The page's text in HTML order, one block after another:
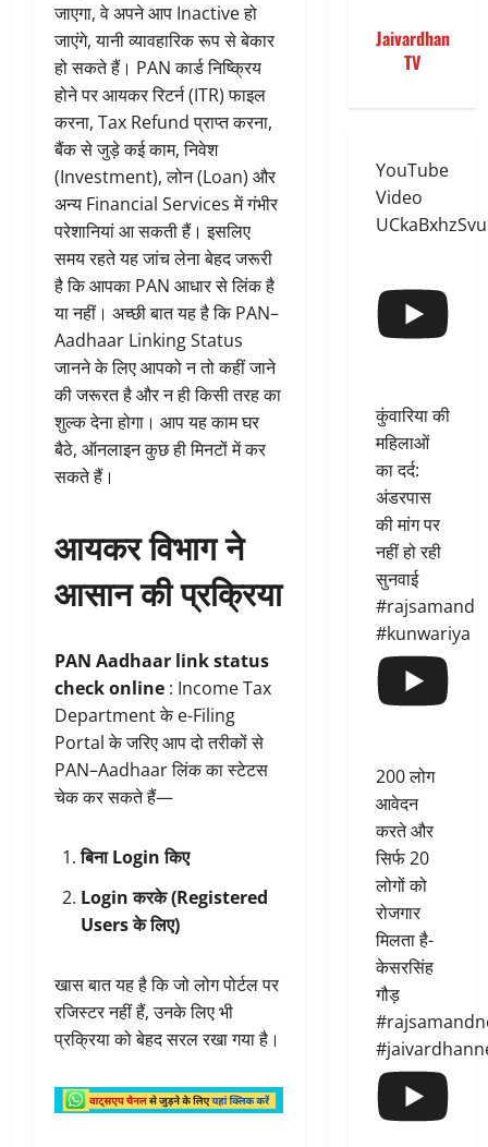
जाएगा, वे अपने आप Inactive हो
जाएंगे, यानी व्यावहारिक रूप से बेकार
हो सकते हैं। PAN कार्ड निष्क्रिय
होने पर आयकर रिटर्न (ITR) फाइल
करना, Tax Refund प्राप्त करना,
बैंक से जुड़े कई काम, निवेश
(Investment), लोन (Loan) और
अन्य Financial Services में गंभीर
परेशानियां आ सकती हैं। इसलिए
समय रहते यह जांच लेना बेहद जरूरी
है कि आपका PAN आधार से लिंक है
या नहीं। अच्छी बात यह है कि PAN–
Aadhaar Linking Status
जानने के लिए आपको न तो कहीं जाने
की जरूरत है और न ही किसी तरह का
शुल्क देना होगा। आप यह काम घर
बैठे, ऑनलाइन कुछ ही मिनटों में कर
सकते हैं।
आयकर विभाग ने
आसान की प्रक्रिया
PAN Aadhaar link status
check online : Income Tax
Department के e-Filing
Portal के जरिए आप दो तरीकों से
PAN–Aadhaar लिंक का स्टेटस
चेक कर सकते हैं—
बिना Login किए
Login करके (Registered
Users के लिए)
खास बात यह है कि जो लोग पोर्टल पर
रजिस्टर नहीं हैं, उनके लिए भी
प्रक्रिया को बेहद सरल रखा गया है।
Jaivardhan
TV
YouTube
Video
कुंवारिया की
महिलाओं
का दर्द:
अंडरपास
की मांग पर
नहीं हो रही
सुनवाई
#rajsamand
#kunwariya
200 लोग
आवेदन
करते और
सिर्फ 20
लोगों को
रोजगार
मिलता है-
केसरसिंह
गौड़